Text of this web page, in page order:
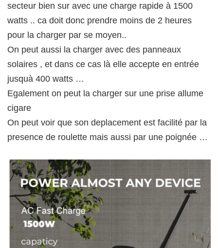
secteur bien sur avec une charge rapide à 1500
watts .. ca doit donc prendre moins de 2 heures
pour la charger par se moyen..
On peut aussi la charger avec des panneaux
solaires , et dans ce cas là elle accepte en entrée
jusquà 400 watts …
Egalement on peut la charger sur une prise allume
cigare
On peut voir que son deplacement est facilité par la
presence de roulette mais aussi par une poignée …